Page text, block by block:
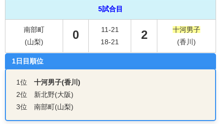
5試合目
南部町
(山梨)
0
11-21
18-21
2
十河男子
(香川)
1日目順位
1位 十河男子(香川)
2位 新北野(大阪)
3位 南部町(山梨)